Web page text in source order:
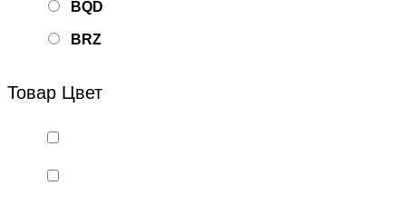
BQD
BRZ
BSQ
Товар Цвет